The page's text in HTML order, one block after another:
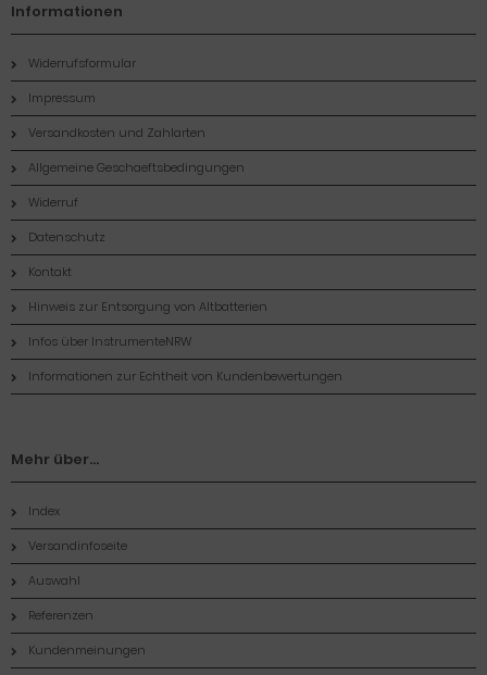
Informationen
Widerrufsformular
Impressum
Versandkosten und Zahlarten
Allgemeine Geschaeftsbedingungen
Widerruf
Datenschutz
Kontakt
Hinweis zur Entsorgung von Altbatterien
Infos über InstrumenteNRW
Informationen zur Echtheit von Kundenbewertungen
Mehr über...
Index
Versandinfoseite
Auswahl
Referenzen
Kundenmeinungen